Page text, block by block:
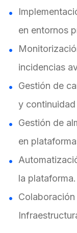
en entornos
incidencias
Gestión de
y
Gestión de
en
la plataforma.